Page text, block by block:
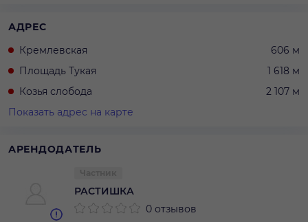
АДРЕС
Кремлевская
606 м
Площадь Тукая
1 618 м
Козья слобода
2 107 м
Показать адрес на карте
АРЕНДОДАТЕЛЬ
РАСТИШКА
0 отзывов